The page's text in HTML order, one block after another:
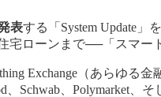
表する「System Update」
宅ローンまで──「スマ
Exchange（あらゆる金
、Schwab、Polymarket